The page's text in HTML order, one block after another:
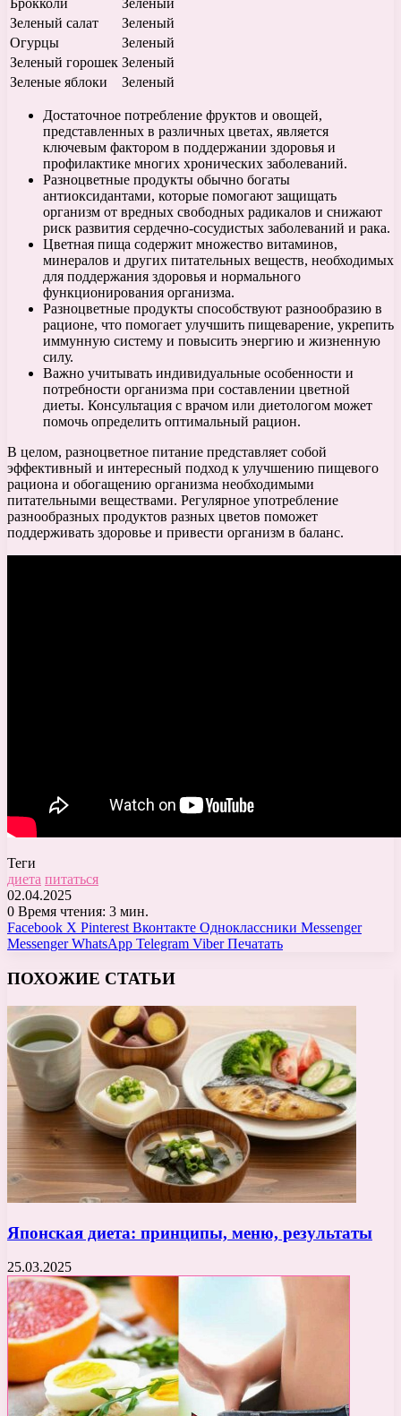
Брокколи
Зеленый
Зеленый салат
Зеленый
Огурцы
Зеленый
Зеленый горошек Зеленый
Зеленые яблоки
Зеленый
Достаточное потребление фруктов и овощей,
представленных в различных цветах, является
ключевым фактором в поддержании здоровья и
профилактике многих хронических заболеваний.
Разноцветные продукты обычно богаты
антиоксидантами, которые помогают защищать
организм от вредных свободных радикалов и снижают
риск развития сердечно-сосудистых заболеваний и рака.
Цветная пища содержит множество витаминов,
минералов и других питательных веществ, необходимых
для поддержания здоровья и нормального
функционирования организма.
Разноцветные продукты способствуют разнообразию в
рационе, что помогает улучшить пищеварение, укрепить
иммунную систему и повысить энергию и жизненную
силу.
Важно учитывать индивидуальные особенности и
потребности организма при составлении цветной
диеты. Консультация с врачом или диетологом может
помочь определить оптимальный рацион.
В целом, разноцветное питание представляет собой
эффективный и интересный подход к улучшению пищевого
рациона и обогащению организма необходимыми
питательными веществами. Регулярное употребление
разнообразных продуктов разных цветов поможет
поддерживать здоровье и привести организм в баланс.
Теги
диета питаться
02.04.2025
0 Время чтения: 3 мин.
Facebook X Pinterest Вконтакте Одноклассники Messenger
Messenger WhatsApp Telegram Viber Печатать
ПОХОЖИЕ СТАТЬИ
Японская диета: принципы, меню, результаты
25.03.2025